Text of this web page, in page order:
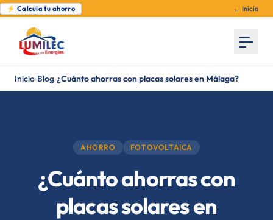
⚡ Calcula tu ahorro ← Inicio
Inicio›Blog›¿Cuánto ahorras con placas solares en Málaga?
AHORRO FOTOVOLTAICA
¿Cuánto ahorras con
placas solares en